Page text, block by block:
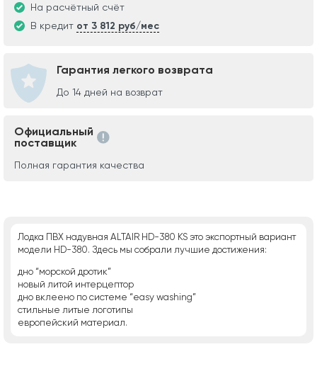
На расчётный счёт
В кредит от 3 812 руб/мес
Гарантия легкого возврата
До 14 дней на возврат
Официальный
поставщик
Полная гарантия качества
Лодка ПВХ надувная ALTAIR HD-380 KS это экспортный вариант
модели HD-380. Здесь мы собрали лучшие достижения:
дно “морской дротик”
новый литой интерцептор
дно вклеено по системе “easy washing”
стильные литые логотипы
европейский материал.